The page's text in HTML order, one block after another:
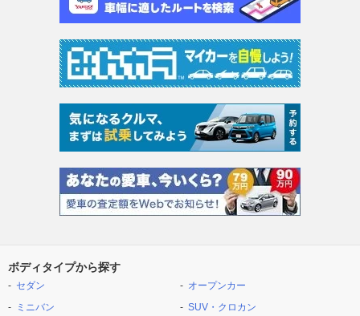
ボディタイプから探す
セダン
ミニバン
オープンカー
SUV・クロカン